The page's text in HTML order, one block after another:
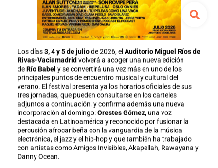
Los días3, 4 y 5 de juliode 2026, el Auditorio Miguel Ríos de
Rivas-Vaciamadrid volverá a acoger una nueva edición
de Río Babel y se convertirá una vez más en uno de los
principales puntos de encuentro musical y cultural del
verano. El festival presenta ya los horarios oficiales de sus
tres jornadas, que pueden consultarse en los carteles
adjuntos a continuación, y confirma además una nueva
incorporación al domingo:Orestes Gómez, una voz
destacada en Latinoamérica y reconocido por fusionar la
percusión afrocaribeña con la vanguardia de la música
electrónica, el jazz y el hip-hop y que también ha trabajado
con artistas como Amigos Invisibles, Akapellah, Rawayana y
Danny Ocean.